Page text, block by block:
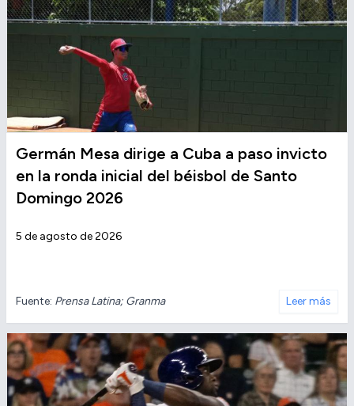
Germán Mesa dirige a Cuba a paso invicto
en la ronda inicial del béisbol de Santo
Domingo 2026
5 de agosto de 2026
Fuente: Prensa Latina; Granma Leer más